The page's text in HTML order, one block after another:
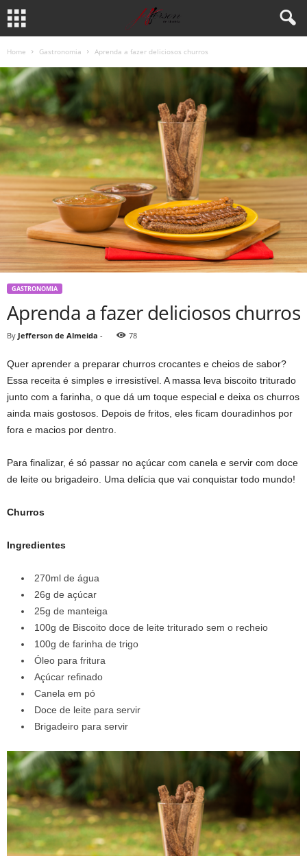
Home Gastronomia Aprenda a fazer deliciosos churros
GASTRONOMIA
Aprenda a fazer deliciosos churros
By Jefferson de Almeida - 78
Quer aprender a preparar churros crocantes e cheios de sabor?
Essa receita é simples e irresistível. A massa leva biscoito triturado
junto com a farinha, o que dá um toque especial e deixa os churros
ainda mais gostosos. Depois de fritos, eles ficam douradinhos por
fora e macios por dentro.
Para finalizar, é só passar no açúcar com canela e servir com doce
de leite ou brigadeiro. Uma delícia que vai conquistar todo mundo!
Churros
Ingredientes
270ml de água
26g de açúcar
25g de manteiga
100g de Biscoito doce de leite triturado sem o recheio
100g de farinha de trigo
Óleo para fritura
Açúcar refinado
Canela em pó
Doce de leite para servir
Brigadeiro para servir